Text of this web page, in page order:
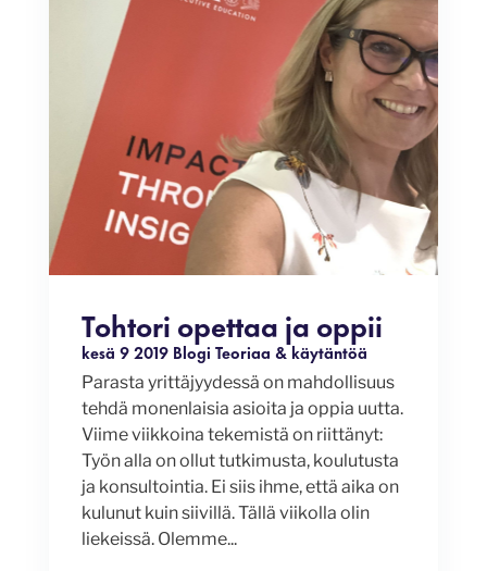
Tohtori opettaa ja oppii
kesä 9 2019 Blogi Teoriaa & käytäntöä
Parasta yrittäjyydessä on mahdollisuus
tehdä monenlaisia asioita ja oppia uutta.
Viime viikkoina tekemistä on riittänyt:
Työn alla on ollut tutkimusta, koulutusta
ja konsultointia. Ei siis ihme, että aika on
kulunut kuin siivillä. Tällä viikolla olin
liekeissä. Olemme...